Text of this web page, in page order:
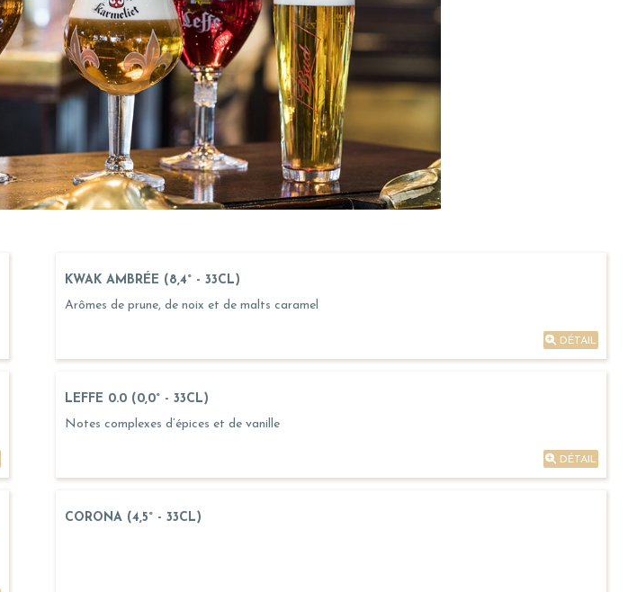
KWAK AMBRÉE (8,4° - 33CL)
Arômes de prune, de noix et de malts caramel
DÉTAIL
LEFFE 0.0 (0,0° - 33CL)
Notes complexes d’épices et de vanille
DÉTAIL
CORONA (4,5° - 33CL)